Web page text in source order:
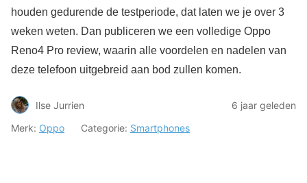
houden gedurende de testperiode, dat laten we je over 3
weken weten. Dan publiceren we een volledige Oppo
Reno4 Pro review, waarin alle voordelen en nadelen van
deze telefoon uitgebreid aan bod zullen komen.
Ilse Jurrien
6 jaar geleden
Merk: Oppo Categorie: Smartphones